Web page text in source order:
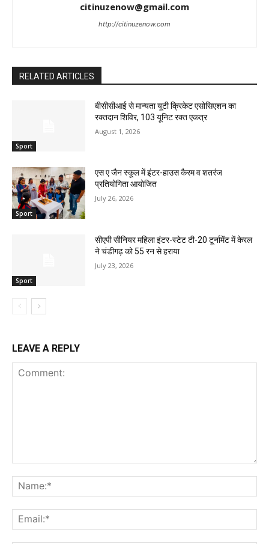
citinuzenow@gmail.com
http://citinuzenow.com
RELATED ARTICLES
Sport
बीसीसीआई से मान्यता यूटी क्रिकेट एसोसिएशन का
रक्तदान शिविर, 103 यूनिट रक्त एकत्र
August 1, 2026
Sport
एस ए जैन स्कूल में इंटर-हाउस कैरम व शतरंज
प्रतियोगिता आयोजित
July 26, 2026
Sport
सीएपी सीनियर महिला इंटर-स्टेट टी-20 टूर्नामेंट में केरल
ने चंडीगढ़ को 55 रन से हराया
July 23, 2026
LEAVE A REPLY